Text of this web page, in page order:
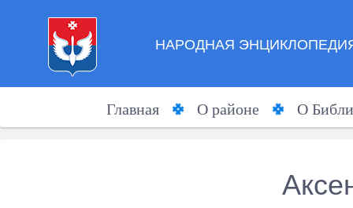
НАРОДНАЯ
Главная О районе О